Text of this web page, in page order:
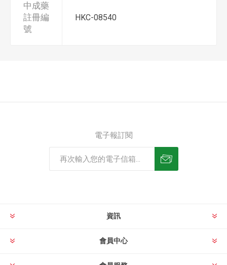
中成藥
註冊編
號
HKC-08540
電子報訂閱
資訊
會員中心